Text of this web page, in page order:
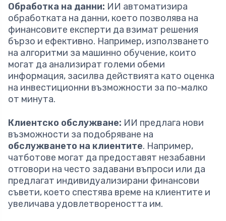
Обработка на данни: ИИ автоматизира
обработката на данни, което позволява на
финансовите експерти да взимат решения
бързо и ефективно. Например, използването
на алгоритми за машинно обучение, които
могат да анализират големи обеми
информация, засилва действията като оценка
на инвестиционни възможности за по-малко
от минута.
Клиентско обслужване: ИИ предлага нови
възможности за подобряване на
обслужването на клиентите. Например,
чатботове могат да предоставят незабавни
отговори на често задавани въпроси или да
предлагат индивидуализирани финансови
съвети, което спестява време на клиентите и
увеличава удовлетвореността им.